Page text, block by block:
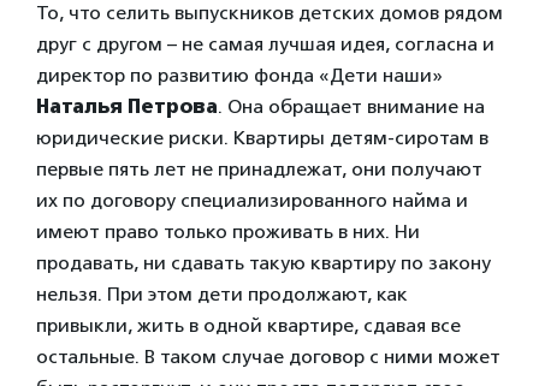
То, что селить выпускников детских домов рядом
друг с другом – не самая лучшая идея, согласна и
директор по развитию фонда «Дети наши»
Наталья Петрова. Она обращает внимание на
юридические риски. Квартиры детям-сиротам в
первые пять лет не принадлежат, они получают
их по договору специализированного найма и
имеют право только проживать в них. Ни
продавать, ни сдавать такую квартиру по закону
нельзя. При этом дети продолжают, как
привыкли, жить в одной квартире, сдавая все
остальные. В таком случае договор с ними может